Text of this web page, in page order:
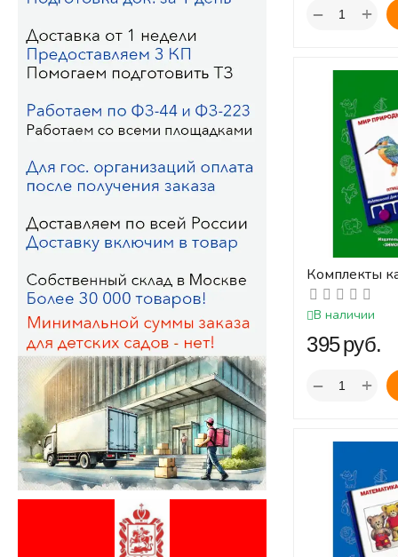
+
−
Комплекты
Птицы к
ЛОГИКО-
В наличии
‍395‍руб.
+
−